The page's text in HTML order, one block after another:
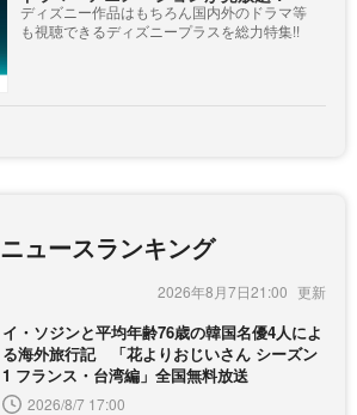
ディズニー作品はもちろん国内外のドラマ等
も視聴できるディズニープラスを総力特集!!
ニュースランキング
2026年8月7日21:00
イ・ソジンと平均年齢76歳の韓国名優4人によ
る海外旅行記 「花よりおじいさん シーズン
1 フランス・台湾編」全国無料放送
2026/8/7 17:00